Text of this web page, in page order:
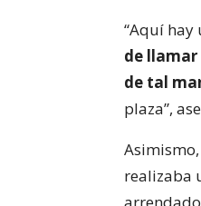
“Aquí hay
de
de tal
plaza”,
realizaba